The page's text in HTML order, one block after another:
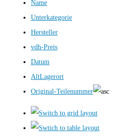
Name
Unterkategorie
Hersteller
vdh-Preis
Datum
AltLagerort
Original-Teilenummer